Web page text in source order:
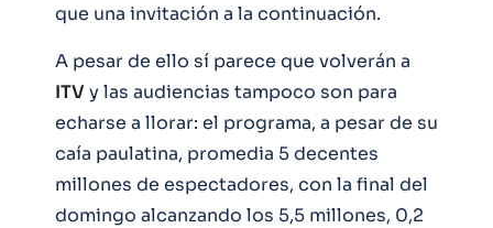
que una invitación a la continuación.
A pesar de ello sí parece que volverán a
ITVy las audiencias tampoco son para
echarse a llorar: el programa, a pesar de su
caía paulatina, promedia 5 decentes
millones de espectadores, con la final del
domingo alcanzando los 5,5 millones, 0,2